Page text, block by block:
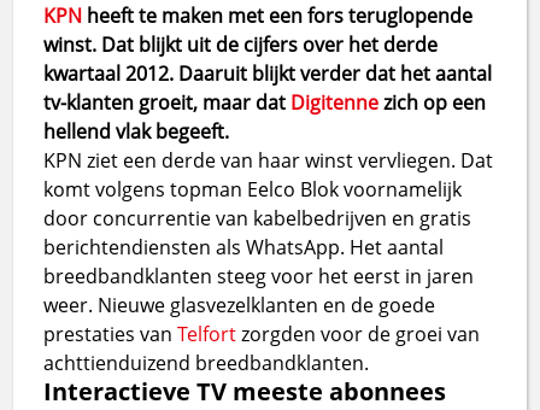
KPN heeft te maken met een fors teruglopende
winst. Dat blijkt uit de cijfers over het derde
kwartaal 2012. Daaruit blijkt verder dat het aantal
tv-klanten groeit, maar dat Digitennezich op een
hellend vlak begeeft.
KPN ziet een derde van haar winst vervliegen. Dat
komt volgens topman Eelco Blok voornamelijk
door concurrentie van kabelbedrijven en gratis
berichtendiensten als WhatsApp. Het aantal
breedbandklanten steeg voor het eerst in jaren
weer. Nieuwe glasvezelklanten en de goede
prestaties vanTelfortzorgden voor de groei van
achttienduizend breedbandklanten.
Interactieve TV meeste abonnees